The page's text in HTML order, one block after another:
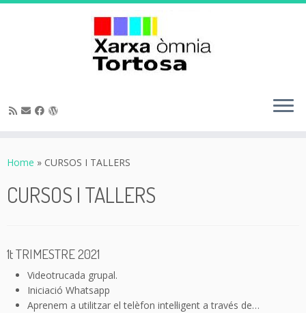
toHome » CURSOS I TALLERS
CURSOS I TALLERS
1t TRIMESTRE 2021
Videotrucada grupal.
Iniciació Whatsapp
Aprenem a utilitzar el telèfon intel·ligent a través de…